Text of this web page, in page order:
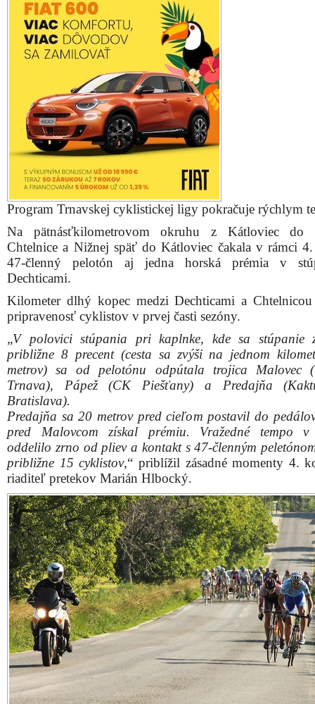
Program Trnavskej cyklistickej ligy pokračuje rýchlym
Na pätnásťkilometrovom okruhu z Kátloviec do
Chtelnice a Nižnej späť do Kátloviec čakala v rámci
47-členný pelotón aj jedna horská prémia v
Dechticami.
Kilometer dlhý kopec medzi Dechticami a
pripravenosť cyklistov v prvej časti sezóny.
„V polovici stúpania pri kaplnke, kde sa stúpanie
približne 8 precent (cesta sa zvýši na jednom
metrov) sa od pelotónu odpútala trojica Malovec
Trnava), Pápež (CK Piešťany) a Predajňa
Bratislava).
Predajňa sa 20 metrov pred cieľom postavil do
pred Malovcom získal prémiu. Vražedné tempo v
oddelilo zrno od pliev a kontakt s 47-členným
približne 15 cyklistov,“ priblížil zásadné momenty 4.
riaditeľ pretekov Marián Hlbocký.